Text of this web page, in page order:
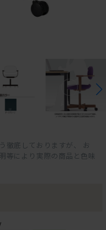
徹底しておりますが、 お
等により実際の商品と色味